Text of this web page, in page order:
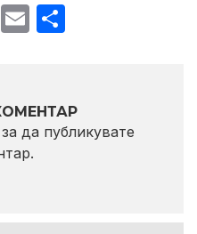
Mastodon
Email
да публикувате